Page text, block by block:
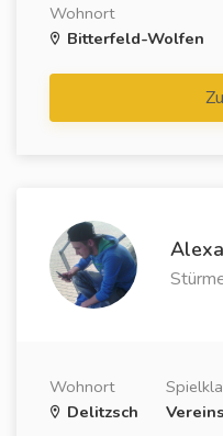
Wohnort
Bitterfeld-Wolfen
Wohnort
Delitzsch